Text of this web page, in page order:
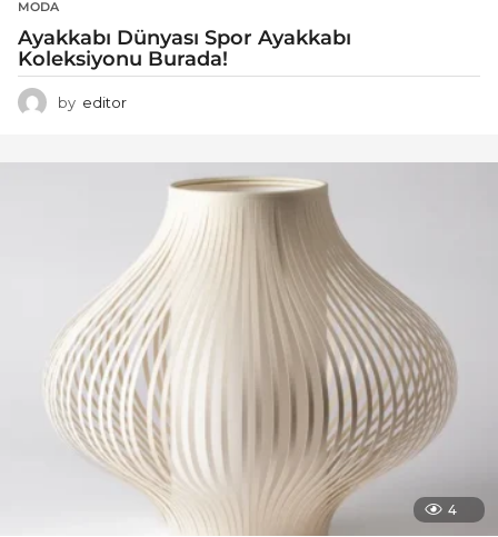
MODA
Ayakkabı Dünyası Spor Ayakkabı
Koleksiyonu Burada!
by editor
4